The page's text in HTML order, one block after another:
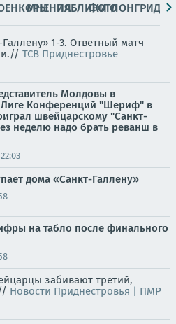
МНЕНИЯПАБЛИКИ
ФОТОЛОНГРИДЫ
1-3. Ответный матч
ТСВ Приднестровье
Молдовы в
Лиге Конференций "Шериф" в
швейцарскому "Санкт-
неделю надо брать реванш в
дома «Санкт-Галлену»
на табло после финального
забивают третий,
Новости Приднестровья | ПМР